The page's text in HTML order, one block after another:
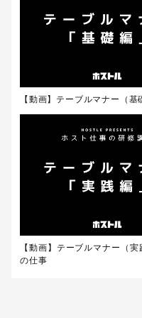
【動画】テーブルマナー（基
【動画】テーブルマナー（
の仕事